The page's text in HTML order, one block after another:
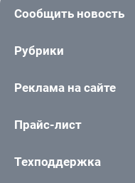
Сообщить новость
Рубрики
Реклама на сайте
Прайс-лист
Техподдержка